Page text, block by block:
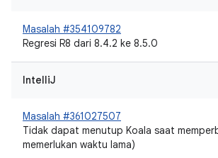
Masalah #354109782
Regresi R8 dari 8.4.2 ke 8.5.0
IntelliJ
Masalah #361027507
Tidak dapat menutup Koala saat
memerlukan waktu lama)